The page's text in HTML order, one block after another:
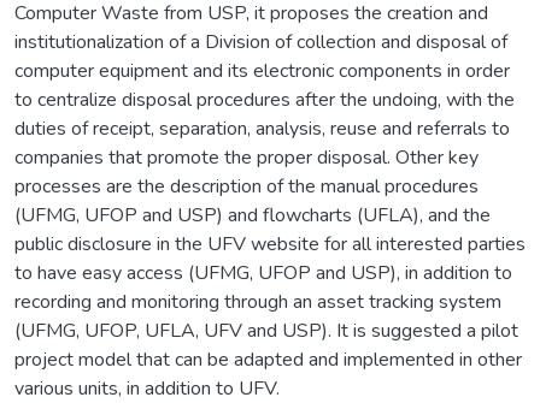
Computer Waste from USP, it proposes the creation and
institutionalization of a Division of collection and disposal of
computer equipment and its electronic components in order
to centralize disposal procedures after the undoing, with the
duties of receipt, separation, analysis, reuse and referrals to
companies that promote the proper disposal. Other key
processes are the description of the manual procedures
(UFMG, UFOP and USP) and flowcharts (UFLA), and the
public disclosure in the UFV website for all interested parties
to have easy access (UFMG, UFOP and USP), in addition to
recording and monitoring through an asset tracking system
(UFMG, UFOP, UFLA, UFV and USP). It is suggested a pilot
project model that can be adapted and implemented in other
various units, in addition to UFV.